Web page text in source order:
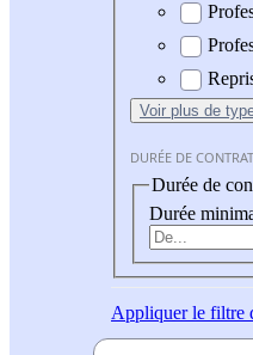
Voir plus de
DURÉE DE CONTRAT
Durée de
Durée
Appliquerle filtre